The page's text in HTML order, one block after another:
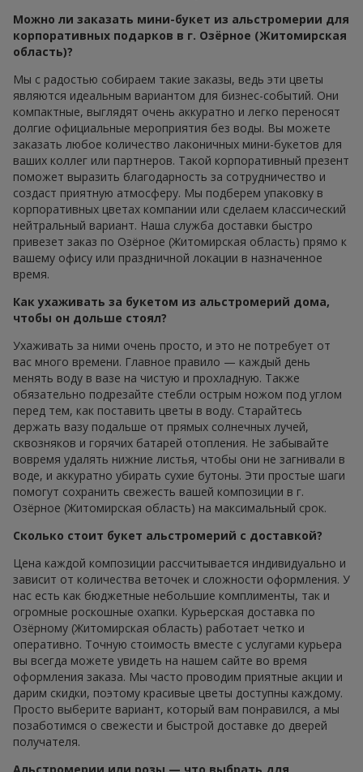
Можно ли заказать мини-букет из альстромерии для
корпоративных подарков в г. Озёрное (Житомирская
область)?
Мы с радостью собираем такие заказы, ведь эти цветы
являются идеальным вариантом для бизнес-событий. Они
компактные, выглядят очень аккуратно и легко переносят
долгие официальные мероприятия без воды. Вы можете
заказать любое количество лаконичных мини-букетов для
ваших коллег или партнеров. Такой корпоративный презент
поможет выразить благодарность за сотрудничество и
создаст приятную атмосферу. Мы подберем упаковку в
корпоративных цветах компании или сделаем классический
нейтральный вариант. Наша служба доставки быстро
привезет заказ по Озёрное (Житомирская область) прямо к
вашему офису или праздничной локации в назначенное
время.
Как ухаживать за букетом из альстромерий дома,
чтобы он дольше стоял?
Ухаживать за ними очень просто, и это не потребует от
вас много времени. Главное правило — каждый день
менять воду в вазе на чистую и прохладную. Также
обязательно подрезайте стебли острым ножом под углом
перед тем, как поставить цветы в воду. Старайтесь
держать вазу подальше от прямых солнечных лучей,
сквозняков и горячих батарей отопления. Не забывайте
вовремя удалять нижние листья, чтобы они не загнивали в
воде, и аккуратно убирать сухие бутоны. Эти простые шаги
помогут сохранить свежесть вашей композиции в г.
Озёрное (Житомирская область) на максимальный срок.
Сколько стоит букет альстромерий с доставкой?
Цена каждой композиции рассчитывается индивидуально и
зависит от количества веточек и сложности оформления. У
нас есть как бюджетные небольшие комплименты, так и
огромные роскошные охапки. Курьерская доставка по
Озёрному (Житомирская область) работает четко и
оперативно. Точную стоимость вместе с услугами курьера
вы всегда можете увидеть на нашем сайте во время
оформления заказа. Мы часто проводим приятные акции и
дарим скидки, поэтому красивые цветы доступны каждому.
Просто выберите вариант, который вам понравился, а мы
позаботимся о свежести и быстрой доставке до дверей
получателя.